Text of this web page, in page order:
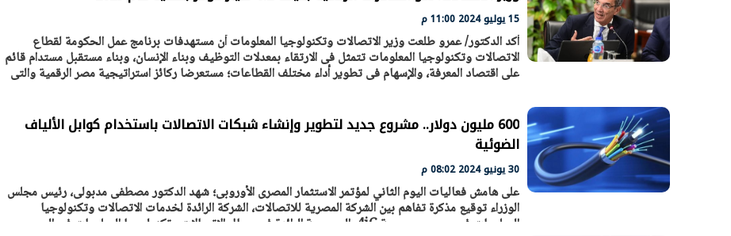
15 يوليو 2024 11:00 م
أكد الدكتور/ عمرو طلعت وزير الاتصالات وتكنولوجيا المعلومات أن مستهدفات برنامج عمل الحكومة لقطاع
الاتصالات وتكنولوجيا المعلومات تتمثل فى الارتقاء بمعدلات التوظيف وبناء الإنسان، وبناء مستقبل مستدام قائم
على اقتصاد المعرفة، والإسهام فى تطوير أداء مختلف القطاعات؛ مستعرضا ركائز استراتيجية مصر الرقمية والتى
600 مليون دولار.. مشروع جديد لتطوير وإنشاء شبكات الاتصالات باستخدام كوابل الألياف
الضوئية
30 يونيو 2024 08:02 م
على هامش فعاليات اليوم الثاني لمؤتمر الاستثمار المصرى الأوروبى؛ شهد الدكتور مصطفى مدبولى، رئيس مجلس
الوزراء توقيع مذكرة تفاهم بين الشركة المصرية للاتصالات، الشركة الرائدة لخدمات الاتصالات وتكنولوجيا
المعلومات فى مصر، ومجموعة 4iG، المجموعة الرائدة فى مجال الاتصالات وتكنولوجيا المعلومات فى المجر